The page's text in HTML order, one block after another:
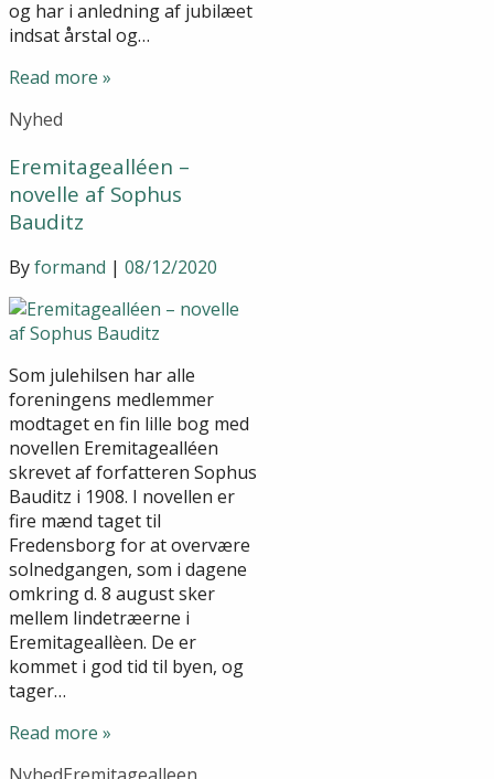
og har i anledning af jubilæet
indsat årstal og…
Read more »
Nyhed
Eremitagealléen –
novelle af Sophus
Bauditz
Byformand | 08/12/2020
Som julehilsen har alle
foreningens medlemmer
modtaget en fin lille bog med
novellen Eremitagealléen
skrevet af forfatteren Sophus
Bauditz i 1908. I novellen er
fire mænd taget til
Fredensborg for at overvære
solnedgangen, som i dagene
omkring d. 8 august sker
mellem lindetræerne i
Eremitageallèen. De er
kommet i god tid til byen, og
tager…
Read more »